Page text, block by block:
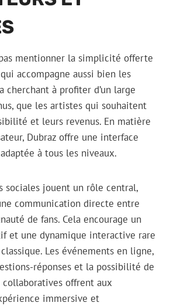
mentionner la simplicité offerte
accompagne aussi bien les
cherchant à profiter d’un large
que les artistes qui souhaitent
et leurs revenus. En matière
Dubraz offre une interface
à tous les niveaux.
sociales jouent un rôle central,
communication directe entre
de fans. Cela encourage un
et une dynamique interactive rare
Les événements en ligne,
réponses et la possibilité de
offrent aux
immersive et